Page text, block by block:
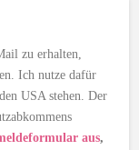
zu erhalten,
Ich nutze dafür
USA stehen. Der
aus,